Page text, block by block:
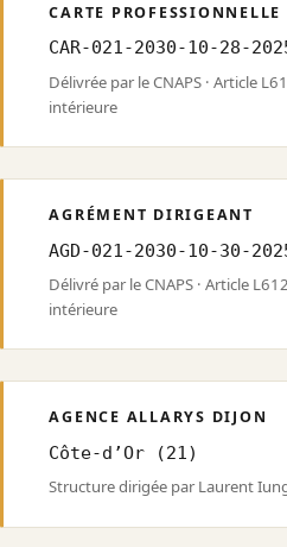
CARTE PROFESSIONNELLE
CAR-021-2030-10-28-
Délivrée par le CNAPS · Article
intérieure
AGRÉMENT DIRIGEANT
AGD-021-2030-10-30-
Délivré par le CNAPS · Article
intérieure
AGENCE ALLARYS DIJON
Côte-d’Or (21)
Structure dirigée par Laurent